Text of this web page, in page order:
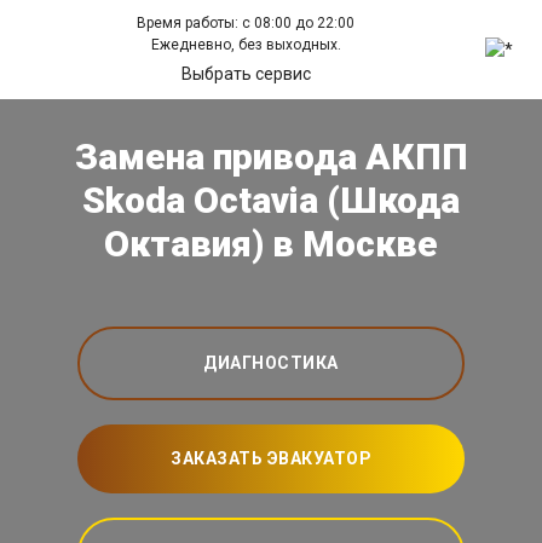
Время работы: с 08:00 до 22:00
Ежедневно, без выходных.
Выбрать сервис
Замена привода АКПП
Skoda Octavia (Шкода
Октавия) в Москве
ДИАГНОСТИКА
ЗАКАЗАТЬ ЭВАКУАТОР